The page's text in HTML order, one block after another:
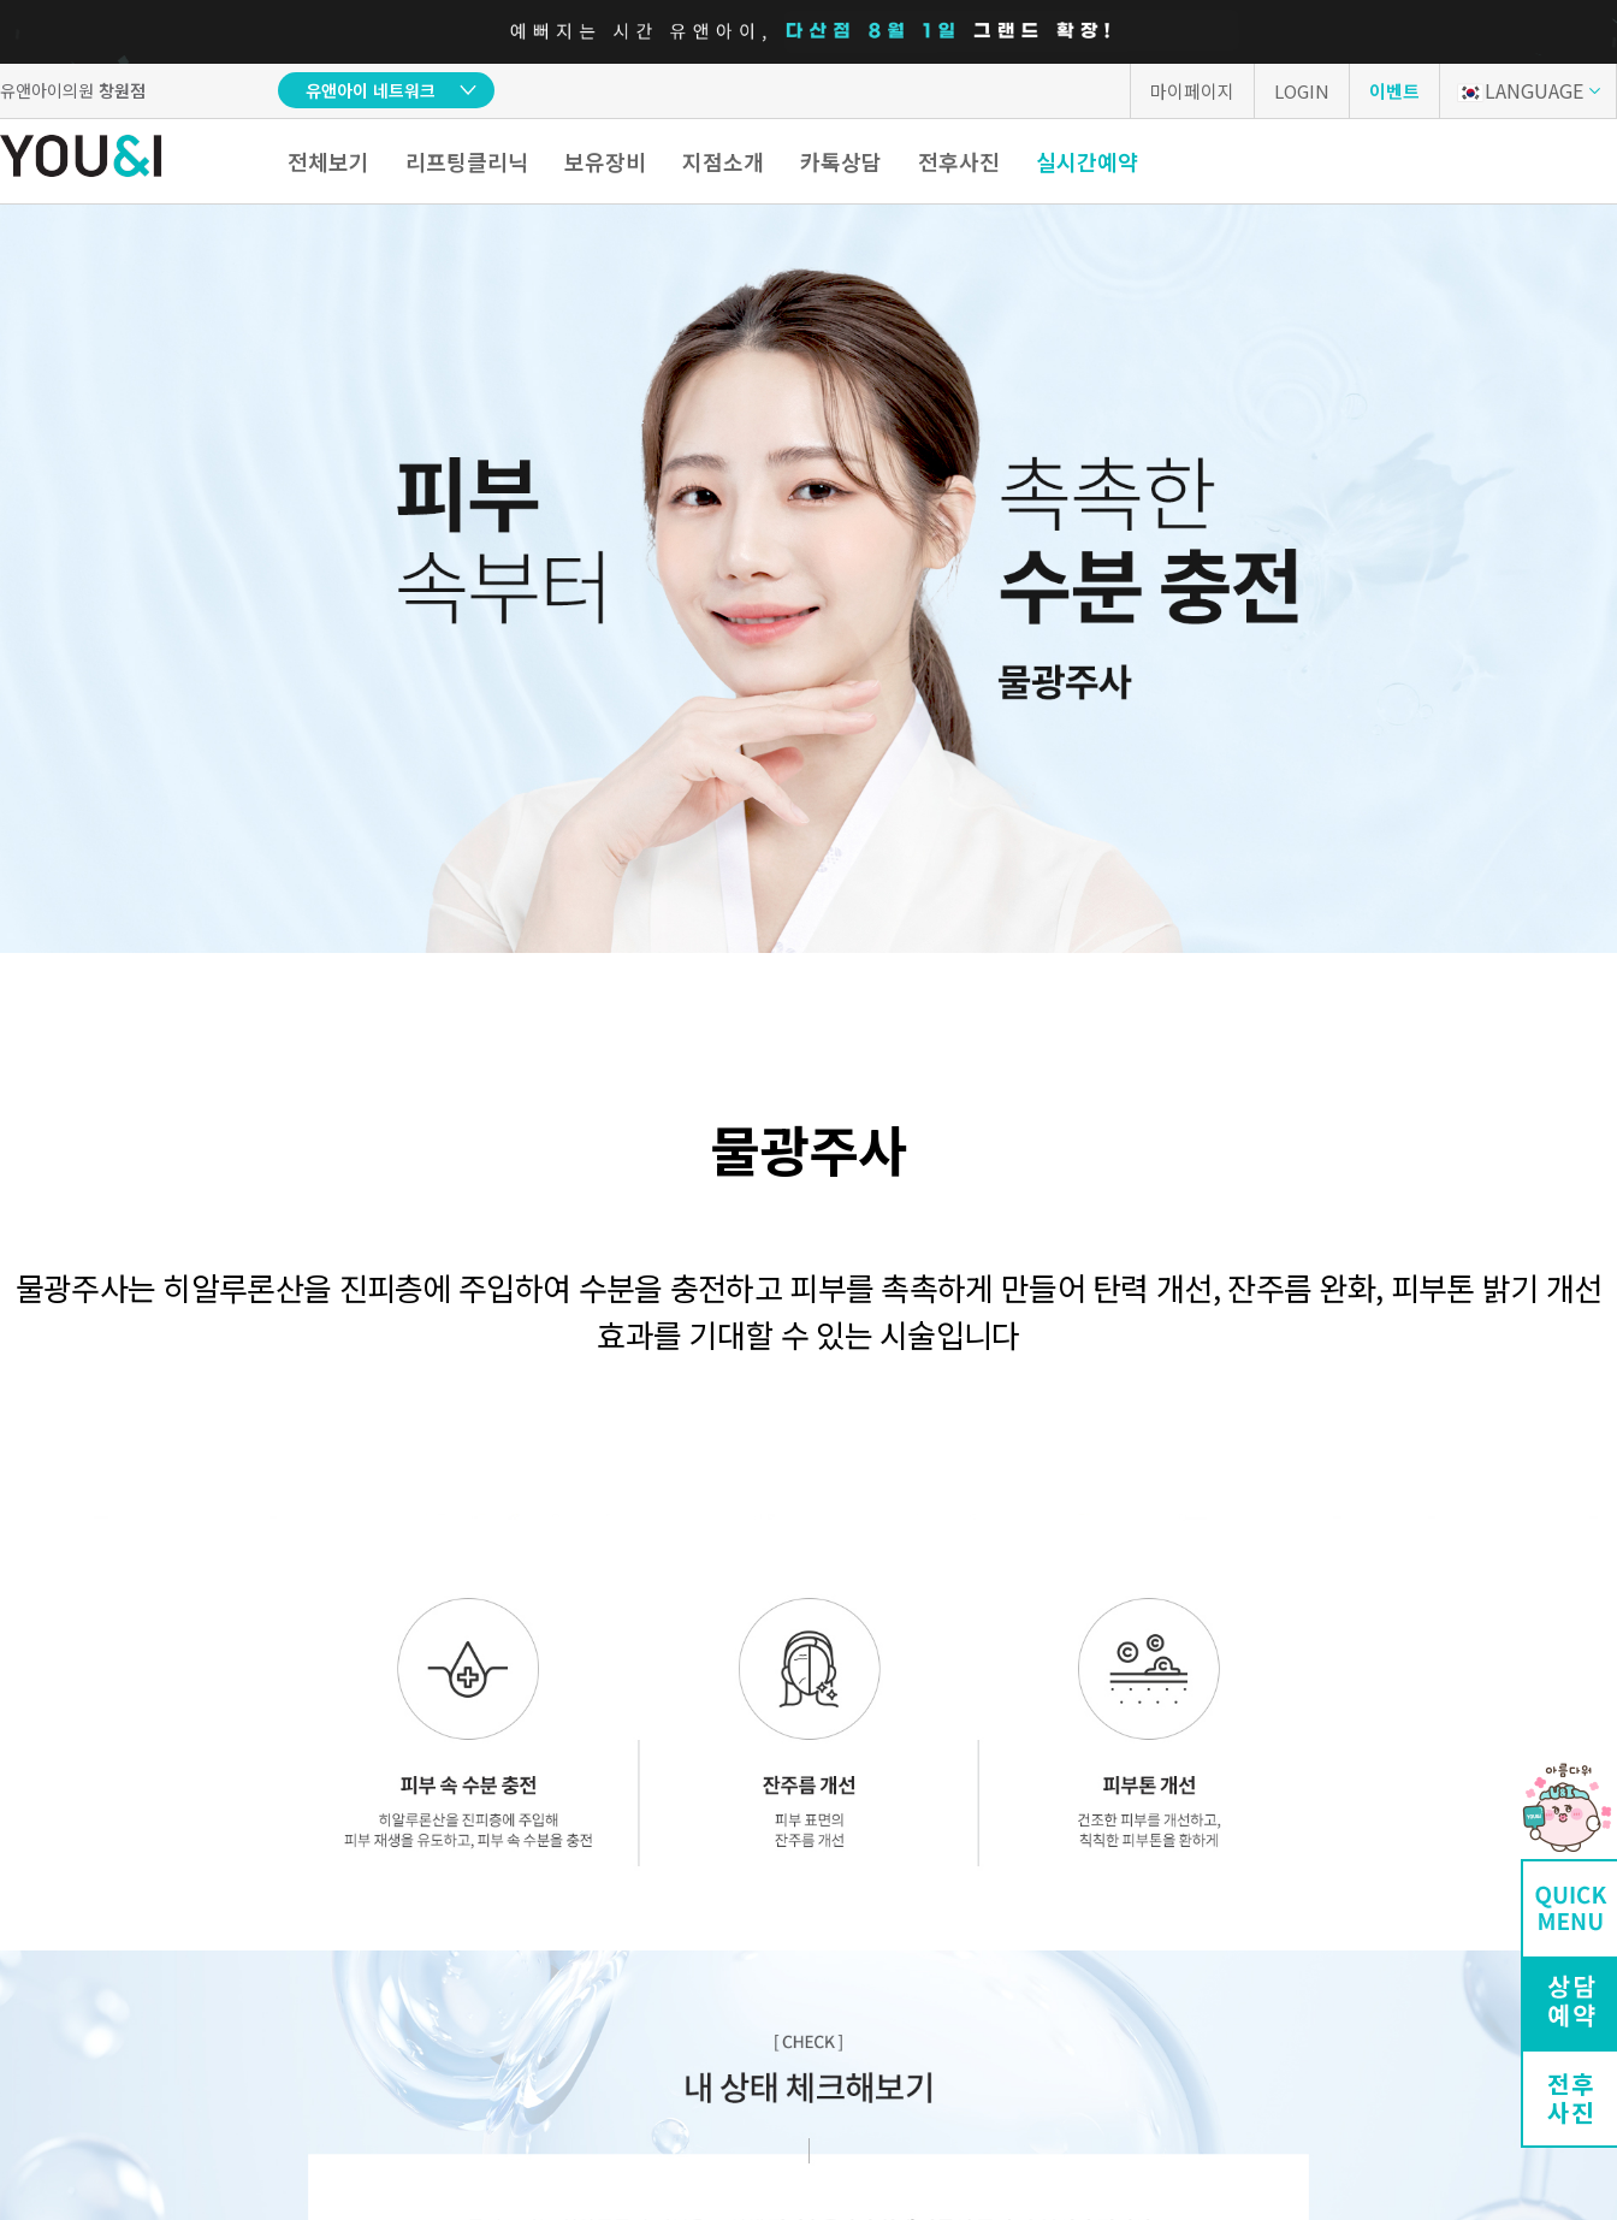
유앤아이의원 창원점 유앤아이 네트워크 마이페이지 LOGIN 이벤트 LANGUAGE
전체보기 리프팅클리닉 보유장비 지점소개 카톡상담 전후사진 실시간예약
물광주사
물광주사는 히알루론산을 진피층에 주입하여 수분을 충전하고 피부를 촉촉하게 만들어 탄력 개선, 잔주름 완화, 피부톤 밝기 개선
효과를 기대할 수 있는 시술입니다
전후
사진